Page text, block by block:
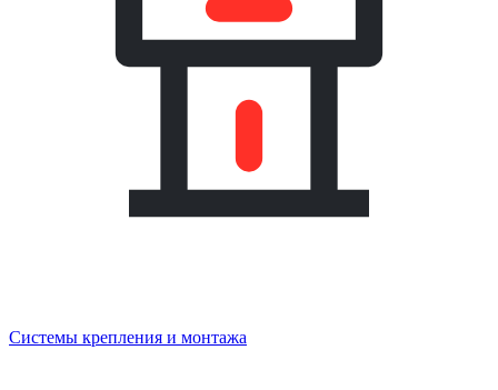
Системы крепления и монтажа